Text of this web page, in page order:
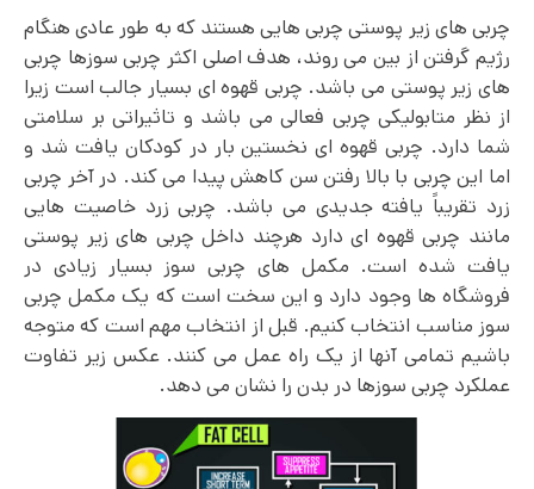
چربی های زیر پوستی چربی ‌هایی هستند که به طور عادی هنگام
رژیم گرفتن از بین می روند، هدف اصلی اکثر چربی سوزها چربی
های زیر پوستی می باشد. چربی قهوه ای بسیار جالب است زیرا
از نظر متابولیکی چربی فعالی می باشد و تاثیراتی بر سلامتی
شما دارد. چربی قهوه‌ ای نخستین بار در کودکان یافت شد و
اما این چربی با بالا رفتن سن کاهش پیدا می کند. در آخر چربی
زرد تقریباً یافته جدیدی می باشد. چربی زرد خاصیت هایی
مانند چربی قهوه ای دارد هرچند داخل چربی های زیر پوستی
یافت شده است. مکمل های چربی سوز بسیار زیادی در
فروشگاه ها وجود دارد و این سخت است که یک مکمل چربی
سوز مناسب انتخاب کنیم. قبل از انتخاب مهم است که متوجه
باشیم تمامی آنها از یک راه عمل می کنند. عکس زیر تفاوت
عملکرد چربی سوزها در بدن را نشان می دهد.